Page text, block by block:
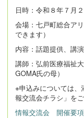
日時：令和８年７月
会場：七戸町総合ア
できます）
内容：話題提供、講演
講師：弘前医療福祉
GOMA氏の母）
※申込みについては
報交流会チラシ」をご
情報交流会 開催要